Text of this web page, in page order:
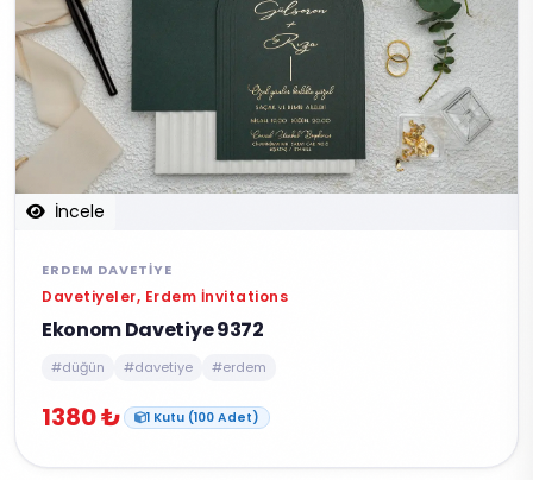
İncele
ERDEM DAVETIYE
Davetiyeler, Erdem İnvitations
Ekonom Davetiye 9372
#düğün #davetiye #erdem
1380 ₺ 1 Kutu (100 Adet)